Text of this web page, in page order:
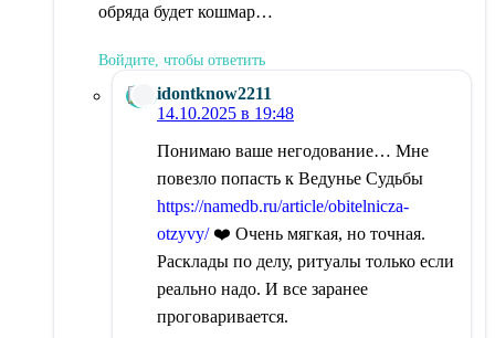
обряда будет кошмар…
Войдите, чтобы ответить
idontknow2211
14.10.2025 в 19:48
Понимаю ваше негодование… Мне
повезло попасть к Ведунье Судьбы
https://namedb.ru/article/obitelnicza-
otzyvy/❤️ Очень мягкая, но точная.
Расклады по делу, ритуалы только если
реально надо. И все заранее
проговаривается.